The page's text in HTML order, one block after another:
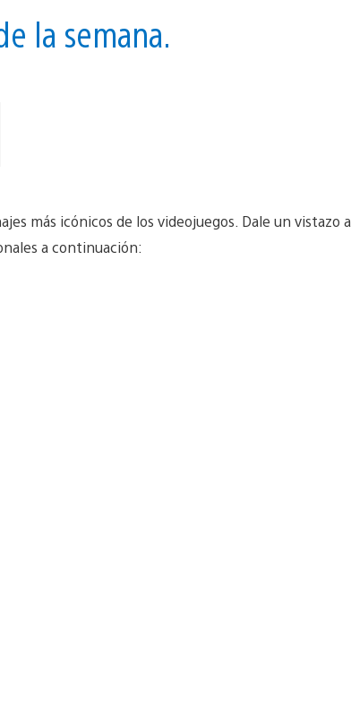
la semana.
más icónicos de los videojuegos. Dale un vistazo a
a continuación: